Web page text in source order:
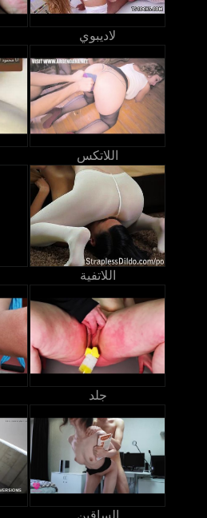
لاديبوي
اللاتكس
اللاتفية
جلد